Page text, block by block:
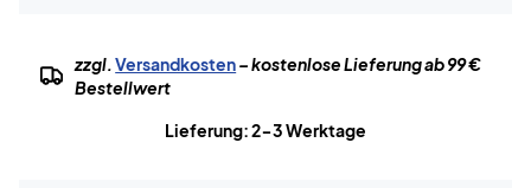
zzgl.Versandkosten– kostenlose Lieferung ab 99 €
Bestellwert
Lieferung: 2-3 Werktage